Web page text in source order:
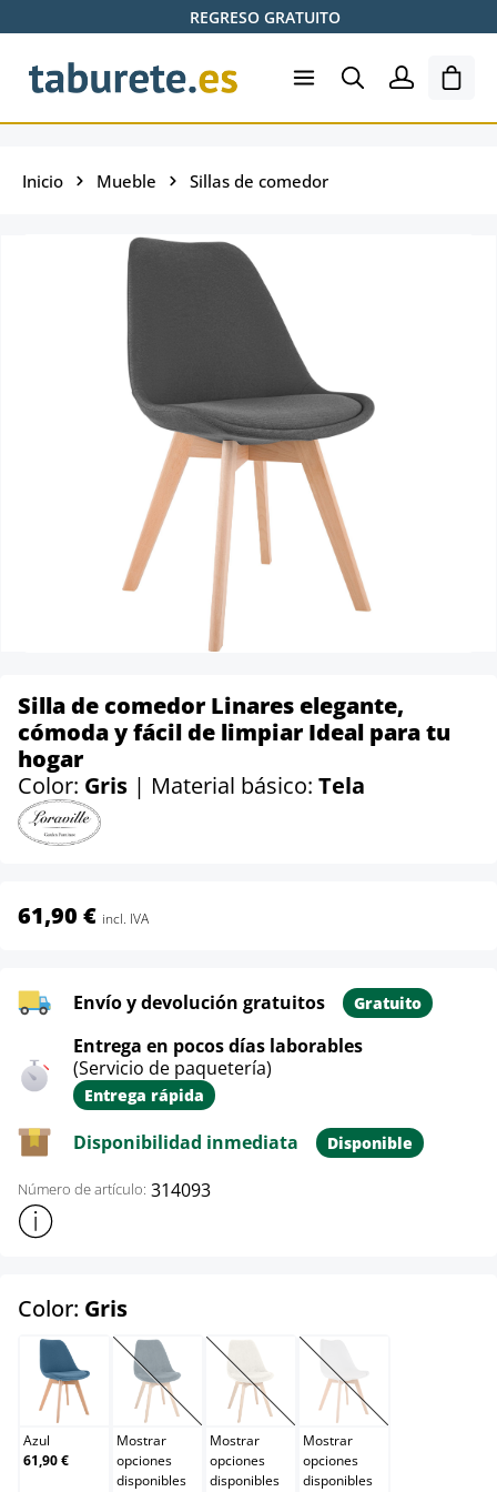
Saltar al contenido principalREGRESO GRATUITO
El
Inicio Mueble Sillas de comedor
Silla de comedor Linares elegante,
cómoda y fácil de limpiar Ideal para tu
hogar
Color: Gris | Material básico: Tela
61,90 € incl. IVA
Envío y devolución gratuitos Gratuito
Entrega en pocos días laborables
(Servicio de paquetería)
Entrega rápida
Disponibilidad inmediata Disponible
Número de artículo: 314093
Mostrar más información sobre el producto
Color: Grisselect
Azul
Azul
61,90 €
Azul oscuro
(Esta opción no está disponible en este momento.)
Mostrar
opciones
disponibles
Beige
(Esta opción no está disponible en
Mostrar
opciones
disponibles
Blanco
(Esta opción no está
Mostrar
opciones
disponibles